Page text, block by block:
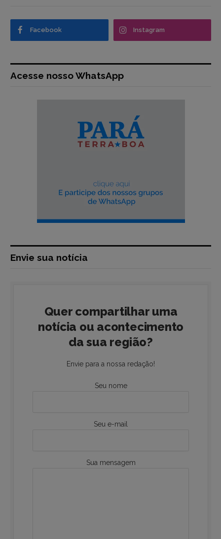
Facebook Instagram
Acesse nosso WhatsApp
Envie sua notícia
Quer compartilhar uma
notícia ou acontecimento
da sua região?
Envie para a nossa redação!
Seu nome
Seu e-mail
Sua mensagem